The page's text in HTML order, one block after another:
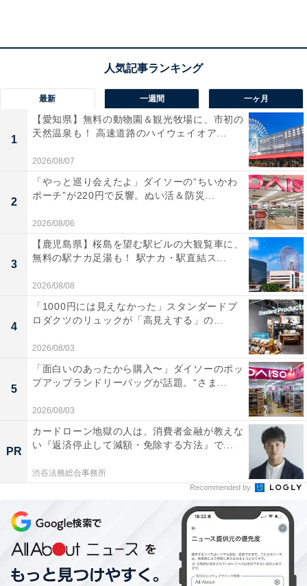
「琴弾廻廊」の口コミは？
「琴弾廻廊」には以下のような口コミが寄せられていま
す。
サウナのバリエーションが非常に豊富で、特に瀬戸
内海を一望できるロケーションや、セルフロウリュ
が楽しめる環境がサウナ好きにはたまらないです。
希少な海水の水風呂や源泉を利用した水風呂、さら
に日本酒樽や醤油樽をリノベーションしたユニーク
な水風呂があり、他では味わえない「ととのい」体
験ができる。
施設全体の清潔感があり、スタッフの対応も丁寧。
露天エリアの広々とした外気浴スペースや、こだわ
りの地元食材を使った食事の質の高さもすばらしか
最新 一週間 一ヶ月
1
【愛知県】無料の動物園＆観光牧場に、市初の
天然温泉も！ 高速道路のハイウェイオア...
2026/08/07
2
「やっと巡り会えたよ」ダイソーの“ちいかわ
ポーチ”が220円で反響。ぬい活＆防災...
2026/08/06
3
【鹿児島県】桜島を望む駅ビルの大観覧車に、
無料の駅ナカ足湯も！ 駅ナカ・駅直結ス...
2026/08/08
4
「1000円には見えなかった」スタンダードプ
ロダクツのリュックが「高見えする」の...
2026/08/03
5
「面白いのあったから購入〜」ダイソーのポッ
プアップランドリーバッグが話題。“さま...
2026/08/03
PR
カードローン地獄の人は、消費者金融が教えな
い『返済停止して減額・免除する方法』で...
渋谷法務総合事務所
Recommended by